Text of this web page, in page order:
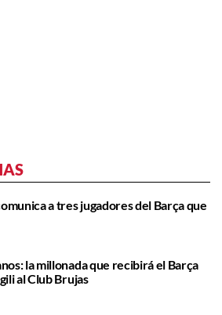
a tres jugadores del Barça que
la millonada que recibirá el Barça
al Club Brujas